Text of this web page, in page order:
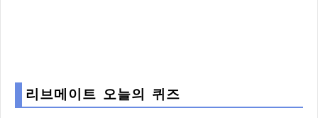
리브메이트 오늘의 퀴즈